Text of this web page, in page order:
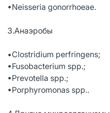
•Neisseria gonorrhoeae.
3.Анаэробы
•Clostridium perfringens;
•Fusobacterium spp.;
•Prevotella spp.;
•Porphyromonas spp..